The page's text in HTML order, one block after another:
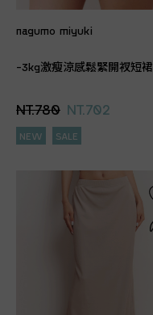
nagumo miyuki
-3kg激瘦涼感鬆緊開衩短裙
NT.780 NT.702
NEW SALE